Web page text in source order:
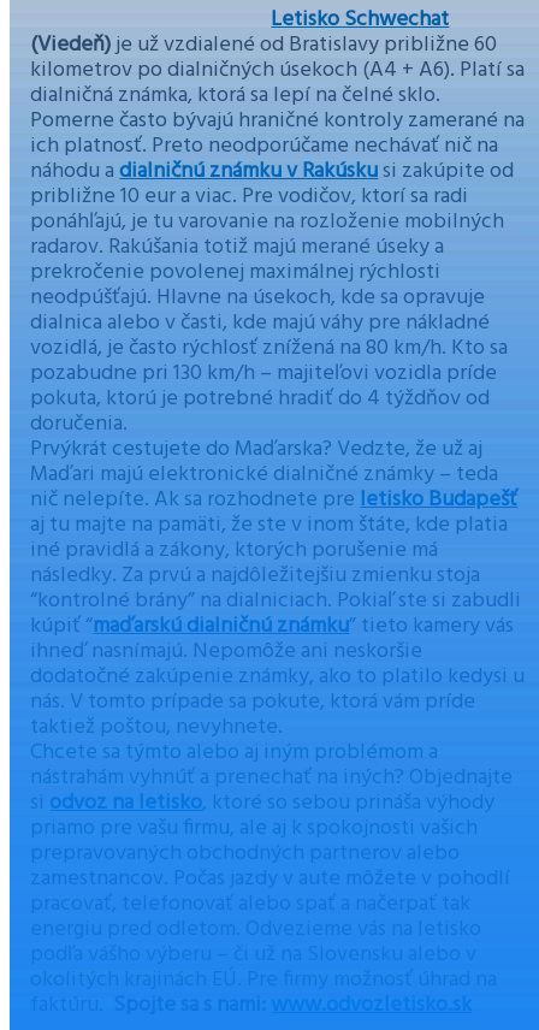
Letisko Schwechat
(Viedeň)je už vzdialené od Bratislavy približne 60
kilometrov po dialničných úsekoch (A4 + A6). Platí sa
dialničná známka, ktorá sa lepí na čelné sklo.
Pomerne často bývajú hraničné kontroly zamerané na
ich platnosť. Preto neodporúčame nechávať nič na
náhodu adialničnú známku v Rakúskusi zakúpite od
približne 10 eur a viac. Pre vodičov, ktorí sa radi
ponáhľajú, je tu varovanie na rozloženie mobilných
radarov. Rakúšania totiž majú merané úseky a
prekročenie povolenej maximálnej rýchlosti
neodpúšťajú. Hlavne na úsekoch, kde sa opravuje
dialnica alebo v časti, kde majú váhy pre nákladné
vozidlá, je často rýchlosť znížená na 80 km/h. Kto sa
pozabudne pri 130 km/h – majiteľovi vozidla príde
pokuta, ktorú je potrebné hradiť do 4 týždňov od
doručenia.
Prvýkrát cestujete do Maďarska? Vedzte, že už aj
Maďari majú elektronické dialničné známky – teda
nič nelepíte. Ak sa rozhodnete preletisko Budapešť
aj tu majte na pamäti, že ste v inom štáte, kde platia
iné pravidlá a zákony, ktorých porušenie má
následky. Za prvú a najdôležitejšiu zmienku stoja
“kontrolné brány” na dialniciach. Pokiaľ ste si zabudli
kúpiť “maďarskú dialničnú známku” tieto kamery vás
ihneď nasnímajú. Nepomôže ani neskoršie
dodatočné zakúpenie známky, ako to platilo kedysi u
nás. V tomto prípade sa pokute, ktorá vám príde
taktiež poštou, nevyhnete.
Chcete sa týmto alebo aj iným problémom a
nástrahám vyhnúť a prenechať na iných? Objednajte
siodvoz na letisko, ktoré so sebou prináša výhody
priamo pre vašu firmu, ale aj k spokojnosti vašich
prepravovaných obchodných partnerov alebo
zamestnancov. Počas jazdy v aute môžete v pohodlí
www.odvozletisko.sk